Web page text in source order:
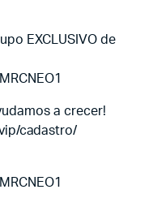
EXCLUSIVO de
a crecer!
cadastro/